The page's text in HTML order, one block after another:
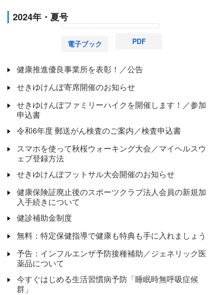
2024年・夏号
電子ブック PDF
健康推進優良事業所を表彰！／公告
せきゆけんぽ寄席開催のお知らせ
せきゆけんぽファミリーハイクを開催します！／参加
申込書
令和6年度 郵送がん検査のご案内／検査申込書
スマホを使って秋桜ウォーキング大会／マイヘルスウ
ェブ登録方法
せきゆけんぽフットサル大会開催のお知らせ
健康保険証廃止後のスポーツクラブ法人会員の新規加
入手続きについて
健診補助金制度
無料：特定保健指導で健康も特典も手に入れましょう
予告：インフルエンザ予防接種補助／ジェネリック医
薬品について
今すぐはじめる生活習慣病予防「睡眠時無呼吸症候
群」